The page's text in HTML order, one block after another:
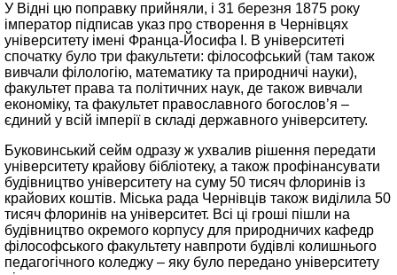
У Відні цю поправку прийняли, і 31 березня 1875 року
імператор підписав указ про створення в Чернівцях
університету імені Франца-Йосифа I. В університеті
спочатку було три факультети: філософський (там також
вивчали філологію, математику та природничі науки),
факультет права та політичних наук, де також вивчали
економіку, та факультет православного богослов’я –
єдиний у всій імперії в складі державного університету.
Буковинський сейм одразу ж ухвалив рішення передати
університету крайову бібліотеку, а також профінансувати
будівництво університету на суму 50 тисяч флоринів із
крайових коштів. Міська рада Чернівців також виділила 50
тисяч флоринів на університет. Всі ці гроші пішли на
будівництво окремого корпусу для природничих кафедр
філософського факультету навпроти будівлі колишнього
педагогічного коледжу – яку було передано університету